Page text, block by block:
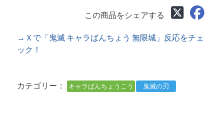
この商品をシェアする
→Ｘで「鬼滅 キャラばんちょう 無限城」反応をチェ
ック！
カテゴリー： キャラばんちょうこう 鬼滅の刃